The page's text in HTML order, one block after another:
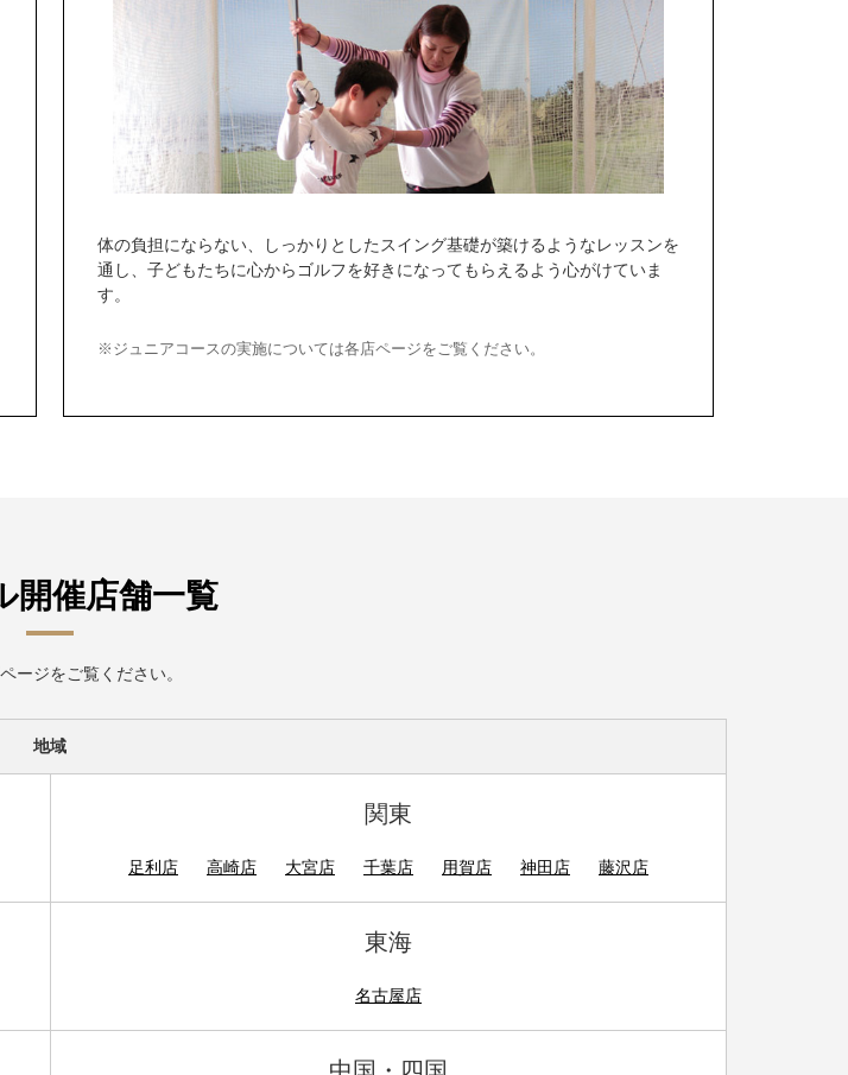
体の負担にならない、しっかりとしたスイング基礎が築けるようなレッスンを
通し、子どもたちに心からゴルフを好きになってもらえるよう心がけていま
す。
※ジュニアコースの実施については各店ページをご覧ください。
開催店舗一覧
ージをご覧ください。
地域
関東
足利店 高崎店 大宮店 千葉店 用賀店 神田店 藤沢店
東海
名古屋店